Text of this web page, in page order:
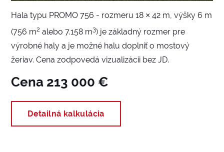
Hala typu PROMO 756 - rozmeru 18 × 42 m, výšky 6 m
(756 m2 alebo 7.158 m3) je základný rozmer pre
výrobné haly a je možné halu doplniť o mostový
žeriav. Cena zodpovedá vizualizácii bez JD.
Cena 213 000 €
Detailná kalkulácia